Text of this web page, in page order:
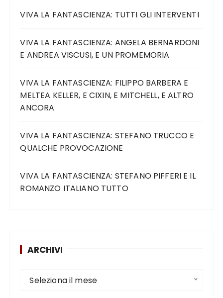
VIVA LA FANTASCIENZA: TUTTI GLI INTERVENTI
VIVA LA FANTASCIENZA: ANGELA BERNARDONI
E ANDREA VISCUSI, E UN PROMEMORIA
VIVA LA FANTASCIENZA: FILIPPO BARBERA E
MELTEA KELLER, E CIXIN, E MITCHELL, E ALTRO
ANCORA
VIVA LA FANTASCIENZA: STEFANO TRUCCO E
QUALCHE PROVOCAZIONE
VIVA LA FANTASCIENZA: STEFANO PIFFERI E IL
ROMANZO ITALIANO TUTTO
ARCHIVI
Seleziona il mese